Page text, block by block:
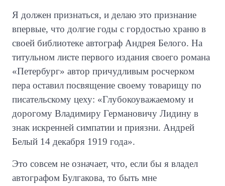
Я должен признаться, и делаю это признание
впервые, что долгие годы с гордостью храню в
своей библиотеке автограф Андрея Белого. На
титульном листе первого издания своего романа
«Петербург» автор причудливым росчерком
пера оставил посвящение своему товарищу по
писательскому цеху: «Глубокоуважаемому и
дорогому Владимиру Германовичу Лидину в
знак искренней симпатии и приязни. Андрей
Белый 14 декабря 1919 года».
Это совсем не означает, что, если бы я владел
автографом Булгакова, то быть мне